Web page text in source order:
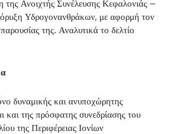
της Ανοιχτής Συνέλευσης Κεφαλονιάς –
Υδρογονανθράκων, με αφορμή τον
της. Αναλυτικά το δελτίο
δυναμικής και ανυποχώρητης
και της πρόσφατης συνεδρίασης του
της Περιφέρειας Ιονίων